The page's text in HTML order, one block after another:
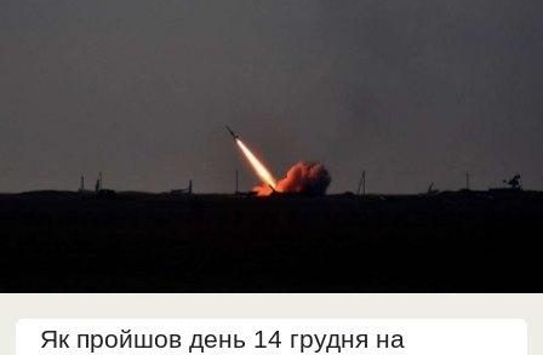
Як пройшов день 14 грудня на